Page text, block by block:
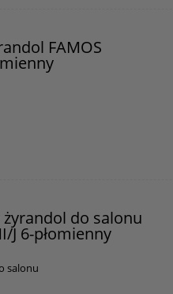
FAMOS
do salonu
J 6-płomienny
salonu